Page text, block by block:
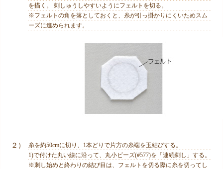
を描く。 刺しゅうしやすいようにフェルトを切る。
※フェルトの角を落としておくと、糸が引っ掛かりにくいためスム
ーズに進められます。
２）
糸を約50cmに切り、1本どりで片方の糸端を玉結びする。
1)で付けた丸い線に沿って、丸小ビーズ(#577)を「連続刺し」する。
※刺し始めと終わりの結び目は、フェルトを切る際に糸を切ってし